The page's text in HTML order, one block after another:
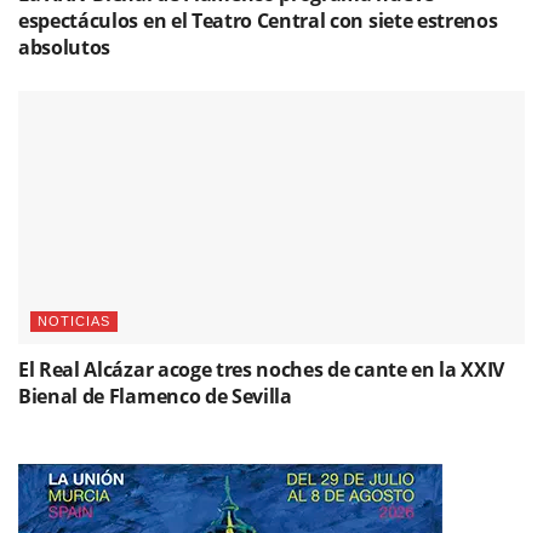
espectáculos en el Teatro Central con siete estrenos
absolutos
NOTICIAS
El Real Alcázar acoge tres noches de cante en la XXIV
Bienal de Flamenco de Sevilla